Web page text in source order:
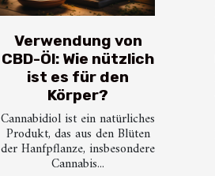
Verwendung von
CBD-Öl: Wie nützlich
ist es für den
Körper?
Cannabidiol ist ein natürliches
Produkt, das aus den Blüten
der Hanfpflanze, insbesondere
Cannabis...